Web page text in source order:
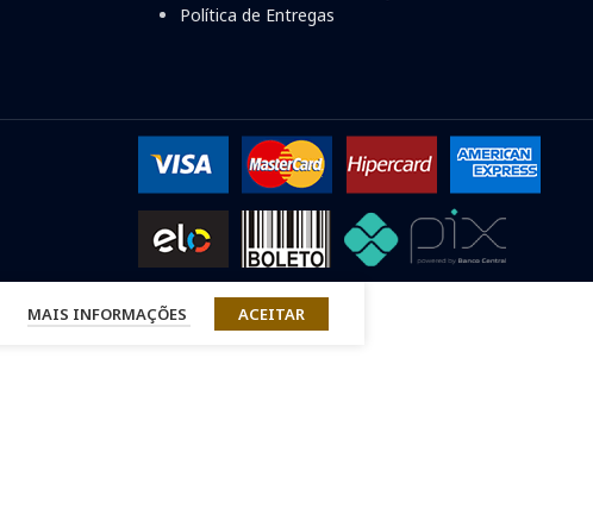
Política de Entregas
MAIS INFORMAÇÕES ACEITAR